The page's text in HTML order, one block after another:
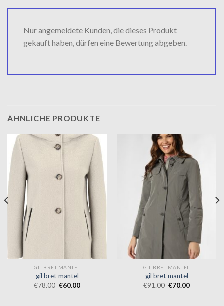
Nur angemeldete Kunden, die dieses Produkt
gekauft haben, dürfen eine Bewertung abgeben.
ÄHNLICHE PRODUKTE
GIL BRET MANTEL
gil bret mantel
€78.00 €60.00
GIL BRET MANTEL
gil bret mantel
€91.00 €70.00